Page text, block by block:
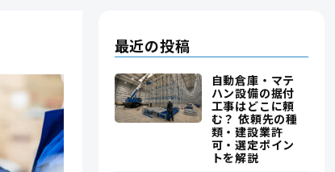
最近の投稿
自動倉庫・マテ
ハン設備の据付
工事はどこに頼
む？ 依頼先の種
類・建設業許
可・選定ポイン
トを解説